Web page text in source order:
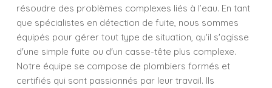
résoudre des problèmes complexes liés à l’eau. En tant
que spécialistes en détection de fuite, nous sommes
équipés pour gérer tout type de situation, qu'il s'agisse
d'une simple fuite ou d'un casse-tête plus complexe.
Notre équipe se compose de plombiers formés et
certifiés qui sont passionnés par leur travail. Ils